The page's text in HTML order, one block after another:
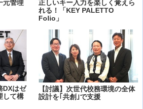
元管理
正しいキー入力を楽しく覚えら
れる！「KEY PALETTO
Folio」
DXはゼ
して構
【討議】次世代校務環境の全体
設計を｢共創｣で支援